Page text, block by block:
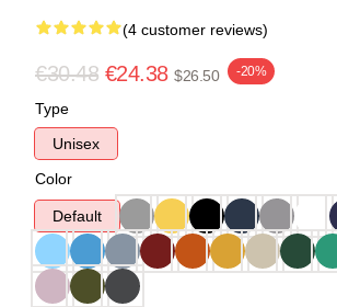
(4 customer reviews)
€30.48 €24.38 $26.50 -20%
Type
Unisex
Color
Default